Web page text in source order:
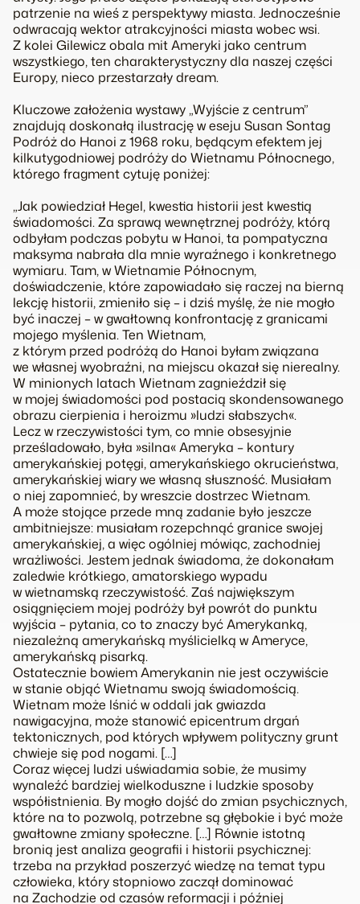
patrzenie na wieś z perspektywy miasta. Jednocześnie
odwracają wektor atrakcyjności miasta wobec wsi.
Z kolei Gilewicz obala mit Ameryki jako centrum
wszystkiego, ten charakterystyczny dla naszej części
Europy, nieco przestarzałydream.
Kluczowe założenia wystawy „Wyjście z centrum”
znajdują doskonałą ilustrację w eseju Susan Sontag
Podróż do Hanoi z 1968 roku, będącym efektem jej
kilkutygodniowej podróży do Wietnamu Północnego,
którego fragment cytuję poniżej:
„Jak powiedział Hegel, kwestia historii jest kwestią
świadomości. Za sprawą wewnętrznej podróży, którą
odbyłam podczas pobytu w Hanoi, ta pompatyczna
maksyma nabrała dla mnie wyraźnego i konkretnego
wymiaru. Tam, w Wietnamie Północnym,
doświadczenie, które zapowiadało się raczej na bierną
lekcję historii, zmieniło się – i dziś myślę, że nie mogło
być inaczej – w gwałtowną konfrontację z granicami
mojego myślenia. Ten Wietnam,
z którym przed podróżą do Hanoi byłam związana
we własnej wyobraźni, na miejscu okazał się nierealny.
W minionych latach Wietnam zagnieździł się
w mojej świadomości pod postacią skondensowanego
obrazu cierpienia i heroizmu »ludzi słabszych«.
Lecz w rzeczywistości tym, co mnie obsesyjnie
prześladowało, była »silna« Ameryka – kontury
amerykańskiej potęgi, amerykańskiego okrucieństwa,
amerykańskiej wiary we własną słuszność. Musiałam
o niej zapomnieć, by wreszcie dostrzec Wietnam.
A może stojące przede mną zadanie było jeszcze
ambitniejsze: musiałam rozepchnąć granice swojej
amerykańskiej, a więc ogólniej mówiąc, zachodniej
wrażliwości. Jestem jednak świadoma, że dokonałam
zaledwie krótkiego, amatorskiego wypadu
w wietnamską rzeczywistość. Zaś największym
osiągnięciem mojej podróży był powrót do punktu
wyjścia – pytania, co to znaczy być Amerykanką,
niezależną amerykańską myślicielką w Ameryce,
amerykańską pisarką.
Ostatecznie bowiem Amerykanin nie jest oczywiście
w stanie objąć Wietnamu swoją świadomością.
Wietnam może lśnić w oddali jak gwiazda
nawigacyjna, może stanowić epicentrum drgań
tektonicznych, pod których wpływem polityczny grunt
chwieje się pod nogami. […]
Coraz więcej ludzi uświadamia sobie, że musimy
wynaleźć bardziej wielkoduszne i ludzkie sposoby
współistnienia. By mogło dojść do zmian psychicznych,
które na to pozwolą, potrzebne są głębokie i być może
gwałtowne zmiany społeczne. […] Równie istotną
bronią jest analiza geografii i historii psychicznej:
trzeba na przykład poszerzyć wiedzę na temat typu
człowieka, który stopniowo zaczął dominować
na Zachodzie od czasów reformacji i później